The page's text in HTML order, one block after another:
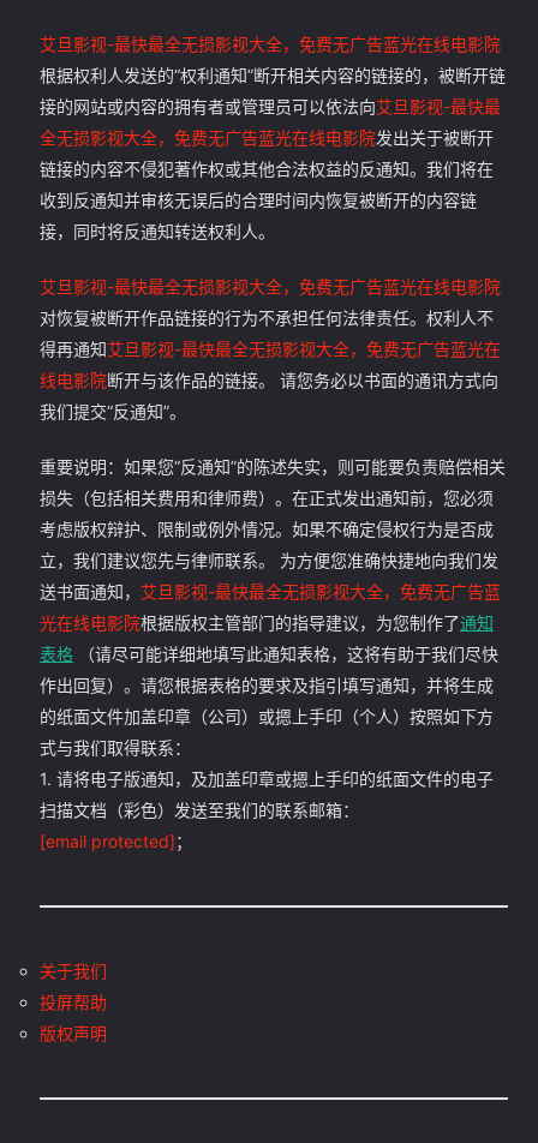
艾旦影视-最快最全无损影视大全，免费无广告蓝光在线电影院
根据权利人发送的“权利通知”断开相关内容的链接的，被断开链
接的网站或内容的拥有者或管理员可以依法向艾旦影视-最快最
全无损影视大全，免费无广告蓝光在线电影院发出关于被断开
链接的内容不侵犯著作权或其他合法权益的反通知。我们将在
收到反通知并审核无误后的合理时间内恢复被断开的内容链
接，同时将反通知转送权利人。
艾旦影视-最快最全无损影视大全，免费无广告蓝光在线电影院
对恢复被断开作品链接的行为不承担任何法律责任。权利人不
得再通知艾旦影视-最快最全无损影视大全，免费无广告蓝光在
线电影院断开与该作品的链接。 请您务必以书面的通讯方式向
我们提交“反通知”。
重要说明：如果您“反通知”的陈述失实，则可能要负责赔偿相关
损失（包括相关费用和律师费）。在正式发出通知前，您必须
考虑版权辩护、限制或例外情况。如果不确定侵权行为是否成
立，我们建议您先与律师联系。 为方便您准确快捷地向我们发
送书面通知， 艾旦影视-最快最全无损影视大全，免费无广告蓝
光在线电影院根据版权主管部门的指导建议，为您制作了通知
表格 （请尽可能详细地填写此通知表格，这将有助于我们尽快
作出回复）。请您根据表格的要求及指引填写通知，并将生成
的纸面文件加盖印章（公司）或摁上手印（个人）按照如下方
式与我们取得联系：
1. 请将电子版通知，及加盖印章或摁上手印的纸面文件的电子
扫描文档（彩色）发送至我们的联系邮箱：
[email protected]；
关于我们
投屏帮助
版权声明